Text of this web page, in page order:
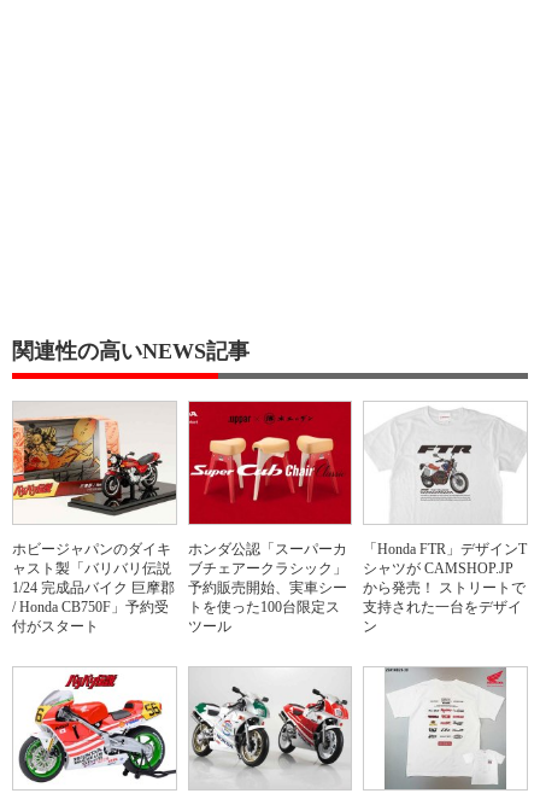
関連性の高いNEWS記事
ホビージャパンのダイキ
ャスト製「バリバリ伝説
1/24 完成品バイク 巨摩郡
/ Honda CB750F」予約受
付がスタート
ホンダ公認「スーパーカ
ブチェアークラシック」
予約販売開始、実車シー
トを使った100台限定ス
ツール
「Honda FTR」デザインT
シャツが CAMSHOP.JP
から発売！ ストリートで
支持された一台をデザイ
ン